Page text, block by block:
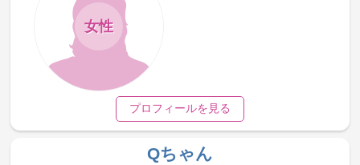
女性
プロフィールを見る
Qちゃん